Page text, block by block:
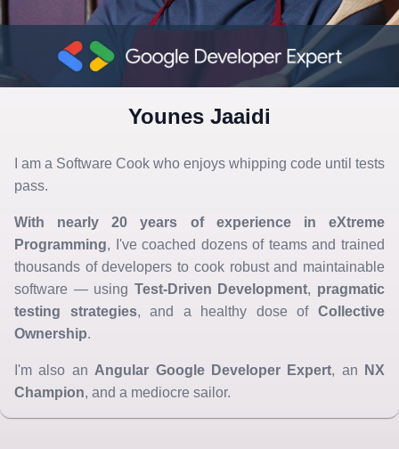
Younes Jaaidi
I am a Software Cook who enjoys whipping code until tests
pass.
With nearly 20 years of experience in eXtreme
Programming, I've coached dozens of teams and trained
thousands of developers to cook robust and maintainable
software — using Test-Driven Development, pragmatic
testing strategies, and a healthy dose ofCollective
Ownership.
I'm also an Angular Google Developer Expert, an
NX
Champion, and a mediocre sailor.